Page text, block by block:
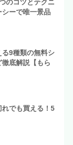
のコツとテクニ
シーで唯一景品
る9種類の無料シ
底解説【もら
でも買える！5